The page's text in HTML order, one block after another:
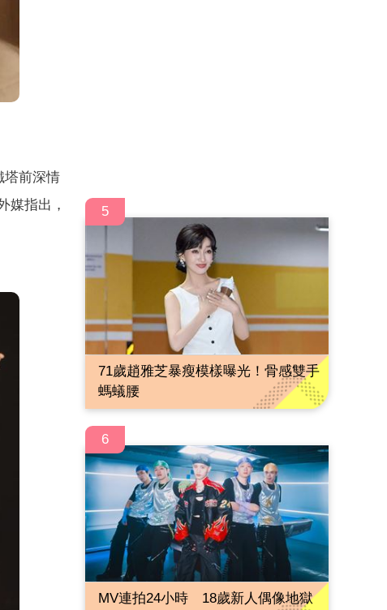
塔前深情
媒指出，
5
71歲趙雅芝暴瘦模樣曝光！骨感雙手
螞蟻腰
6
MV連拍24小時 18歲新人偶像地獄